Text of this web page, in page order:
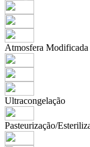
Atmosfera Modificada
Ultracongelação
Pasteurização/